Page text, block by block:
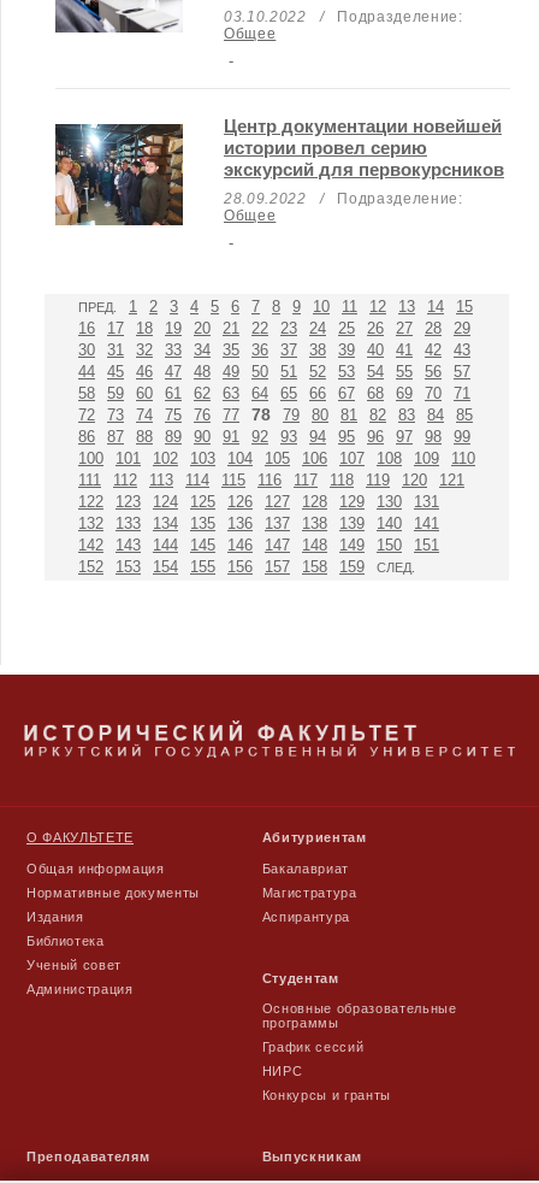
03.10.2022 /Подразделение:
Общее
-
Центр документации новейшей
истории провел серию
экскурсий для первокурсников
28.09.2022 /Подразделение:
Общее
-
ПРЕД. 1 2 3 4 5 6 7 8 9 10 11 12 13 14
15
16
17 18 19 20 21 22 23 24 25 26 27 28
29
30
31 32 33 34 35 36 37 38 39 40 41 42
43
44
45 46 47 48 49 50 51 52 53 54 55 56
57
58
59 60 61 62 63 64 65 66 67 68 69 70
71
72
73 74 75 76 77 78 79 80 81 82 83 84
85
86
87 88 89 90 91 92 93 94 95 96 97 98
99
100
101 102 103 104 105 106 107 108 109
110
111
112 113 114 115 116 117 118 119 120
121
122
123 124 125 126 127 128 129 130
131
132
133 134 135 136 137 138 139 140
141
142
143 144 145 146 147 148 149 150
151
152
153 154 155 156 157 158 159 СЛЕД.
О ФАКУЛЬТЕТЕ
Общая информация
Нормативные документы
Издания
Библиотека
Ученый совет
Администрация
Абитуриентам
Бакалавриат
Магистратура
Аспирантура
Студентам
Основные образовательные
программы
График сессий
НИРС
Конкурсы и гранты
Преподавателям Выпускникам